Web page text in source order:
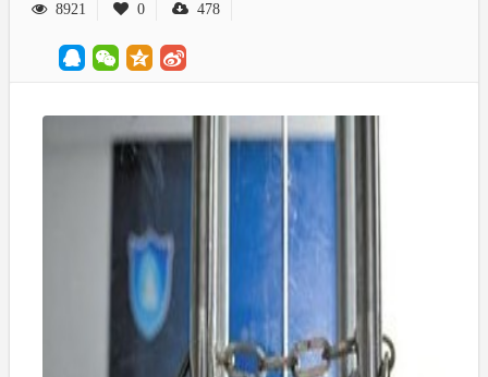
8921
0 478